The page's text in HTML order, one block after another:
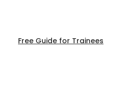
Free Guide for Trainees